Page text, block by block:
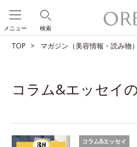
検索
メニュー
TOP マガジン（美容情報・読み物）
コラム&エッセイ
コラム&エッセイ